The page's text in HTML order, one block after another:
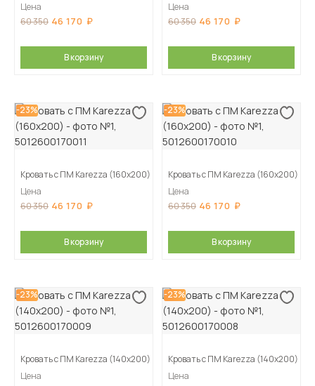
Цена
60 350 46 170
В корзину
Цена
60 350 46 170
В корзину
-23%
Кровать с ПМ Karezza (160х200)
Цена
60 350 46 170
В корзину
-23%
Кровать с ПМ Karezza (160х200)
Цена
60 350 46 170
В корзину
-23%
Кровать с ПМ Karezza (140х200)
Цена
-23%
Кровать с ПМ Karezza (140х200)
Цена